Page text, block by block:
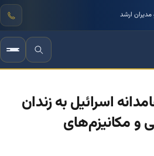
اسرائیل به زندان
و مکانیزم‌های